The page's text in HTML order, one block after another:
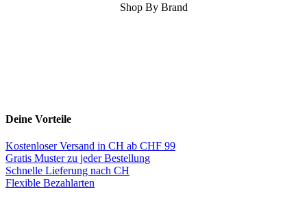
Shop By Brand
Deine Vorteile
Kostenloser Versand in CH ab CHF 99
Gratis Muster zu jeder Bestellung
Schnelle Lieferung nach CH
Flexible Bezahlarten